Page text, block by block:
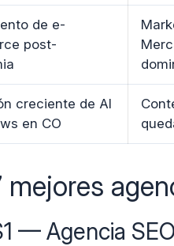
de e-
post-
creciente de AI
en CO
mejores
— Agencia